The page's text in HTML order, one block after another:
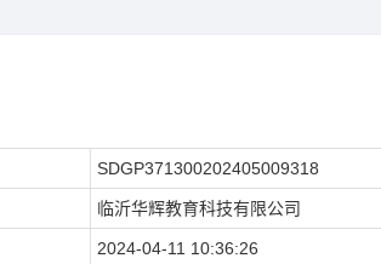
SDGP371300202405009318
临沂华辉教育科技有限公司
2024-04-11 10:36:26